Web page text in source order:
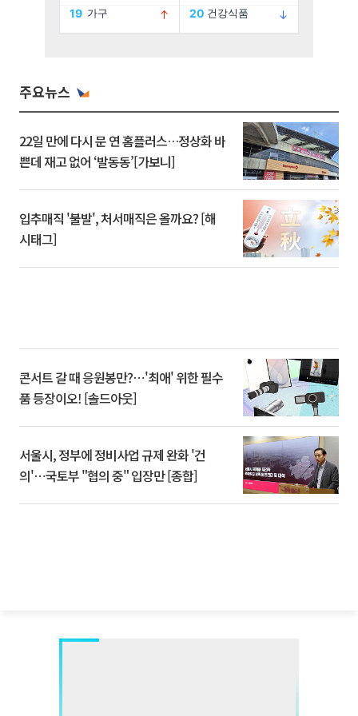
주요뉴스
22일 만에 다시 문 연 홈플러스…정상화 바
쁜데 재고 없어 ‘발동동’[가보니]
입추매직 '불발', 처서매직은 올까요? [해
시태그]
콘서트 갈 때 응원봉만?⋯'최애' 위한 필수
품 등장이오! [솔드아웃]
서울시, 정부에 정비사업 규제 완화 '건
의'⋯국토부 "협의 중" 입장만 [종합]